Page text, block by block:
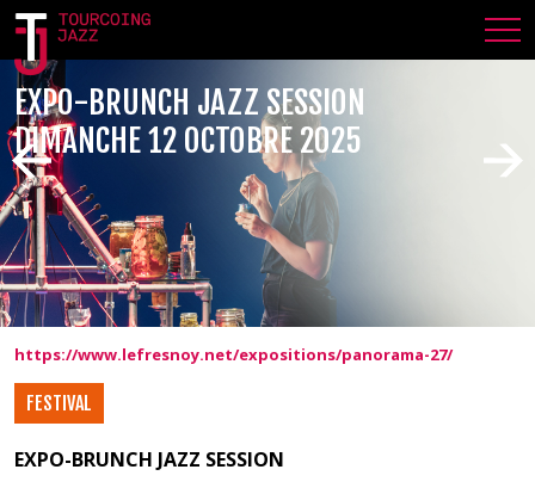
EXPO-BRUNCH JAZZ SESSION
DIMANCHE 12 OCTOBRE 2025
https://www.lefresnoy.net/expositions/panorama-27/
FESTIVAL
EXPO-BRUNCH JAZZ SESSION